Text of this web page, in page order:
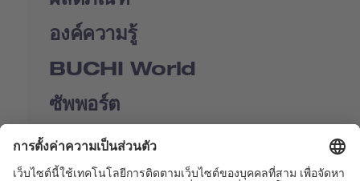
องค์ความรู้
BUCHI World
ซัพพอร์ต
Shop
Contact us